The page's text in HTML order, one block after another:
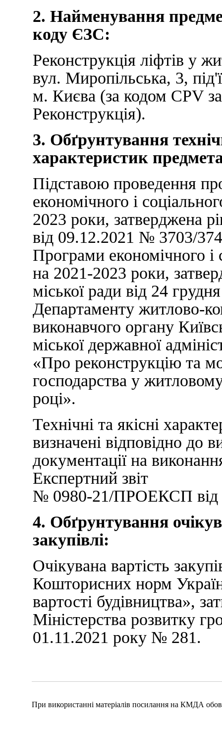
2. Найменування
коду ЄЗС:
Реконструкція ліфтів у
вул. Миропільська, 3,
м. Києва (за кодом CPV
Реконструкція).
3. Обґрунтування
характеристик
Підставою проведення
економічного і
2023 роки, затверджена
від 09.12.2021 № 3703/
Програми економічного і
на 2021-2023 роки,
міської ради від 24
Департаменту житлово-
виконавчого органу
міської державної
«Про реконструкцію та
господарства у
році».
Технічні та якісні
визначені відповідно до
документації на
Експертний звіт
№ 0980-21/ПРОЕКСП від
4. Обґрунтування
закупівлі:
Очікувана вартість
Кошторисних норм
вартості будівництва»,
Міністерства розвитку
01.11.2021 року № 281.
При використанні матеріалів посилання на КМДА